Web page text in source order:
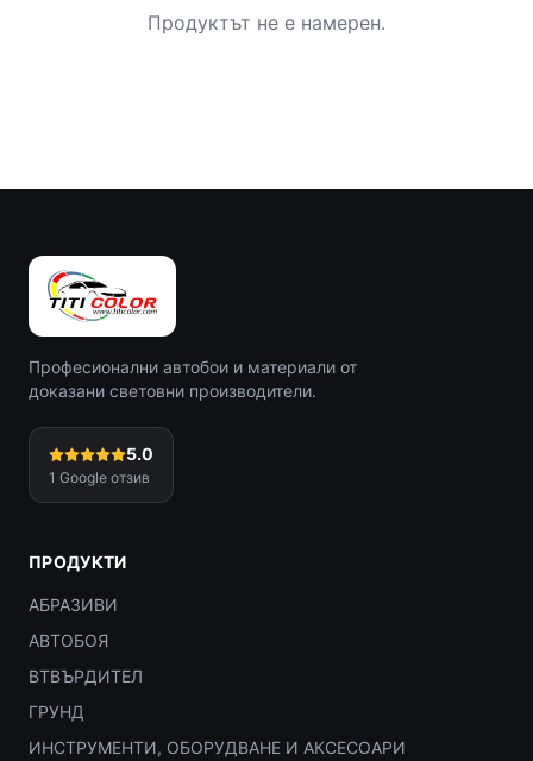
Продуктът не е намерен.
Професионални автобои и материали от
доказани световни производители.
5.0
1 Google отзив
ПРОДУКТИ
АБРАЗИВИ
АВТОБОЯ
ВТВЪРДИТЕЛ
ГРУНД
ИНСТРУМЕНТИ, ОБОРУДВАНЕ И АКСЕСОАРИ